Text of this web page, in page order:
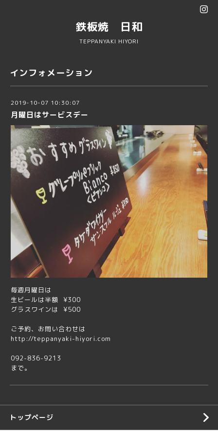
鉄板焼 日和
TEPPANYAKI HIYORI
インフォメーション
2019-10-07 10:30:07
月曜日はサービスデー
毎週月曜日は
生ビールは半額 ¥300
グラスワインは ¥500
ご予約、お問い合わせは
http://teppanyaki-hiyori.com
092-836-9213
まで。
トップページ